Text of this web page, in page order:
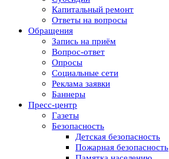
Капитальный ремонт
Ответы на вопросы
Обращения
Запись на приём
Вопрос-ответ
Опросы
Социальные сети
Реклама заявки
Баннеры
Пресс-центр
Газеты
Безопасность
Детская безопасность
Пожарная безопасность